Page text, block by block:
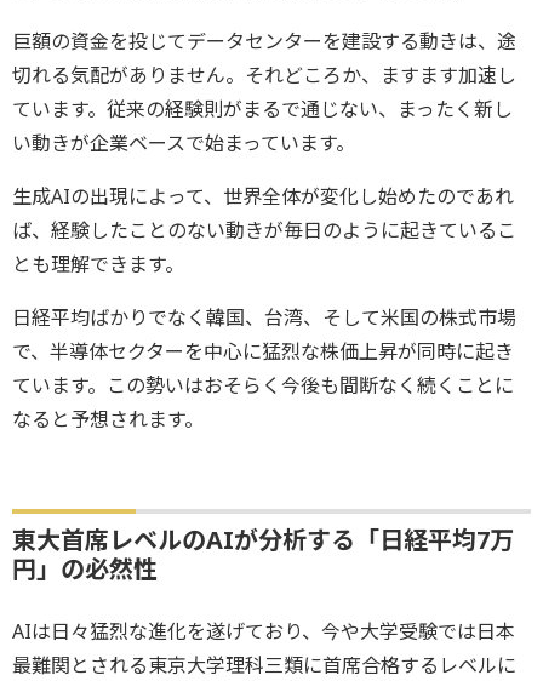
巨額の資金を投じてデータセンターを建設する動きは、途
切れる気配がありません。それどころか、ますます加速し
ています。従来の経験則がまるで通じない、まったく新し
い動きが企業ベースで始まっています。
生成AIの出現によって、世界全体が変化し始めたのであれ
ば、経験したことのない動きが毎日のように起きているこ
とも理解できます。
日経平均ばかりでなく韓国、台湾、そして米国の株式市場
で、半導体セクターを中心に猛烈な株価上昇が同時に起き
ています。この勢いはおそらく今後も間断なく続くことに
なると予想されます。
東大首席レベルのAIが分析する「日経平均7万
円」の必然性
AIは日々猛烈な進化を遂げており、今や大学受験では日本
最難関とされる東京大学理科三類に首席合格するレベルに